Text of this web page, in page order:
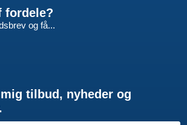
fordele?
og få...
tilbud, nyheder og